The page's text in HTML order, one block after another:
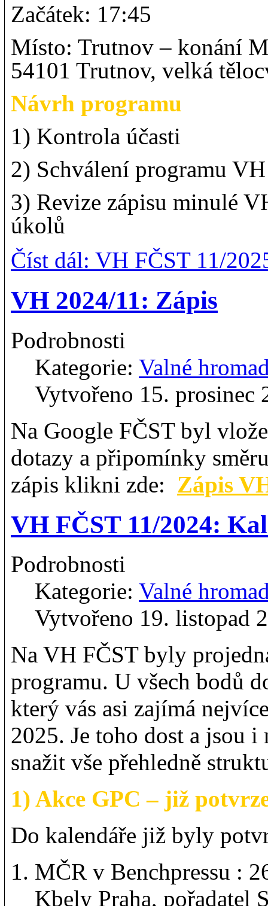
Začátek: 17:45
Místo: Trutnov – konání
54101 Trutnov, velká
Návrh programu
1) Kontrola účasti
2) Schválení programu VH
3) Revize zápisu minulé
úkolů
Číst dál: VH FČST 11/
VH 2024/11: Zápis
Podrobnosti
Kategorie: Valné
Vytvořeno 15. prosinec
Na Google FČST byl
dotazy a připomínky
zápis klikni zde: Zápis
VH FČST 11/2024:
Podrobnosti
Kategorie: Valné
Vytvořeno 19. listopad
Na VH FČST byly
programu. U všech bodů
který vás asi zajímá
2025. Je toho dost a jsou i
snažit vše přehledně
1) Akce GPC – již
Do kalendáře již byly
MČR v Benchpressu :
Kbely Praha, pořadatel